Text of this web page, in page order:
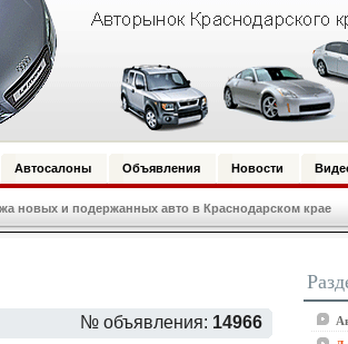
Автосалоны Объявления Новости
новых и подержанных авто в Краснодарском крае
№ объявления: 14966